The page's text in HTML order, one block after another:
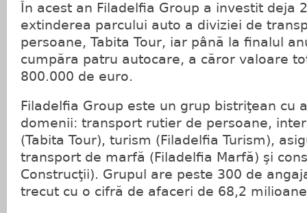
În acest an Filadelfia Group a investit deja
extinderea parcului auto a diviziei de
persoane, Tabita Tour, iar până la finalul
cumpăra patru autocare, a căror valoare
800.000 de euro.
Filadelfia Group este un grup bistriţean cu
domenii: transport rutier de persoane,
(Tabita Tour), turism (Filadelfia Turism),
transport de marfă (Filadelfia Marfă) şi
Construcţii). Grupul are peste 300 de
trecut cu o cifră de afaceri de 68,2